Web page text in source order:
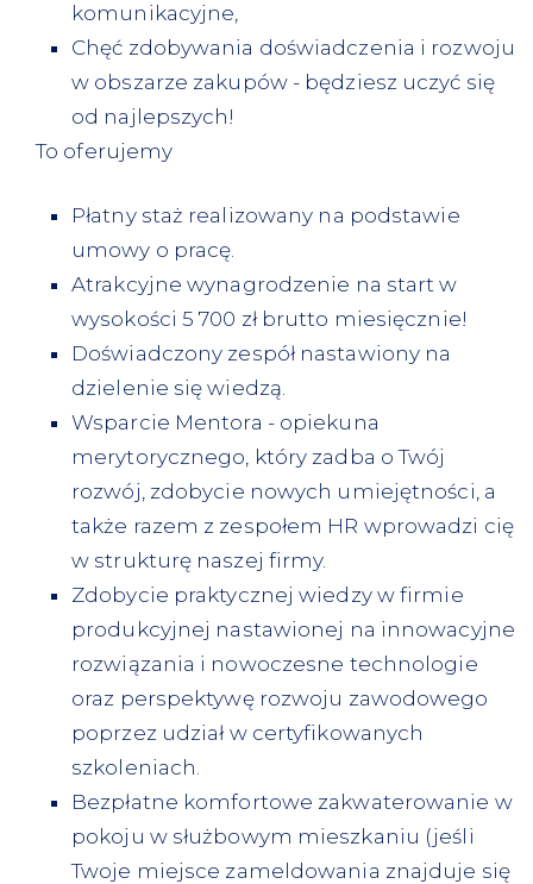
komunikacyjne,
Chęć zdobywania doświadczenia i rozwoju
w obszarze zakupów - będziesz uczyć się
od najlepszych!
To oferujemy
Płatny staż realizowany na podstawie
umowy o pracę.
Atrakcyjne wynagrodzenie na start w
wysokości 5 700 zł brutto miesięcznie!
Doświadczony zespół nastawiony na
dzielenie się wiedzą.
Wsparcie Mentora - opiekuna
merytorycznego, który zadba o Twój
rozwój, zdobycie nowych umiejętności, a
także razem z zespołem HR wprowadzi cię
w strukturę naszej firmy.
Zdobycie praktycznej wiedzy w firmie
produkcyjnej nastawionej na innowacyjne
rozwiązania i nowoczesne technologie
oraz perspektywę rozwoju zawodowego
poprzez udział w certyfikowanych
szkoleniach.
Bezpłatne komfortowe zakwaterowanie w
pokoju w służbowym mieszkaniu (jeśli
Twoje miejsce zameldowania znajduje się